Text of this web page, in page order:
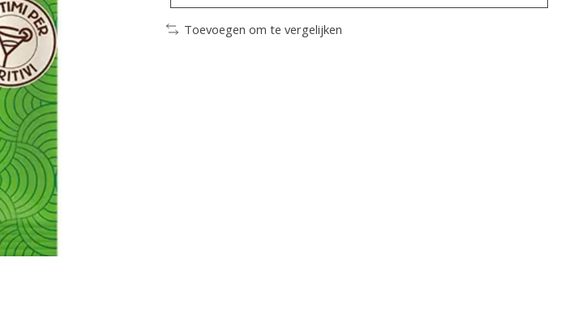
Toevoegen om te vergelijken